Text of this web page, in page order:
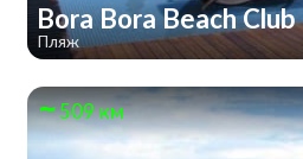
Bora Bora Beach Club
Пляж
509 км